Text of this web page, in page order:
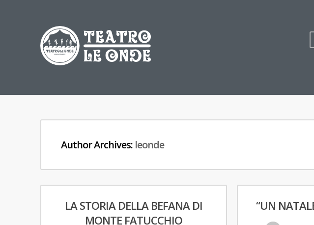
Author Archives: leonde
LA STORIA DELLA BEFANA DI
MONTE FATUCCHIO
“UN